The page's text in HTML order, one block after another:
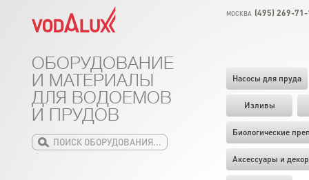
МОСКВА (495) 269-
Насосы для пруда
Изливы
Биологические
Аксессуары и декор
ОБОРУДОВАНИЕ
И МАТЕРИАЛЫ
ДЛЯ ВОДОЕМОВ
И ПРУДОВ